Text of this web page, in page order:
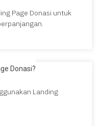
Page Donasi untuk
Donasi?
Landing